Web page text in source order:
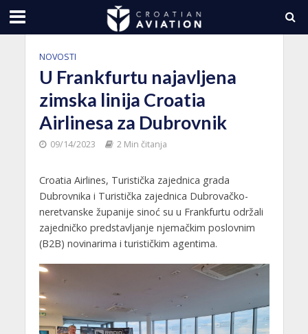
NOVOSTI
U Frankfurtu najavljena
zimska linija Croatia
Airlinesa za Dubrovnik
09/14/2023 2 Min čitanja
Croatia Airlines, Turistička zajednica grada
Dubrovnika i Turistička zajednica Dubrovačko-
neretvanske županije sinoć su u Frankfurtu održali
zajedničko predstavljanje njemačkim poslovnim
(B2B) novinarima i turističkim agentima.